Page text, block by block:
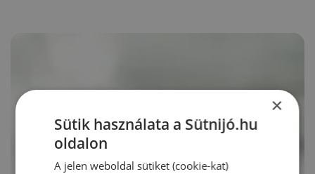
×
Sütik használata a Sütnijó.hu
oldalon
A jelen weboldal sütiket (cookie-kat)